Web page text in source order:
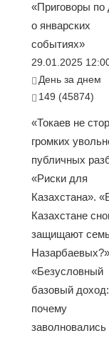
«Приговоры по
о январских
событиях»
29.01.2025
День за днем
149 (45874)
«Токаев не
громких
публичных
«Риски для
Казахстана».
Казахстане
защищают
«Безусловный
базовый доход:
почему
заволновались